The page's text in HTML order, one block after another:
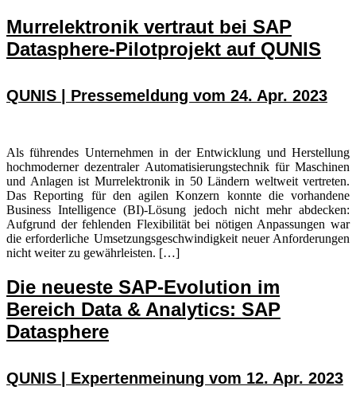
Murrelektronik vertraut bei SAP
Datasphere-Pilotprojekt auf QUNIS
QUNIS | Pressemeldung vom 24. Apr. 2023
Als führendes Unternehmen in der Entwicklung und Herstellung
hochmoderner dezentraler Automatisierungstechnik für Maschinen
und Anlagen ist Murrelektronik in 50 Ländern weltweit vertreten.
Das Reporting für den agilen Konzern konnte die vorhandene
Business Intelligence (BI)-Lösung jedoch nicht mehr abdecken:
Aufgrund der fehlenden Flexibilität bei nötigen Anpassungen war
die erforderliche Umsetzungsgeschwindigkeit neuer Anforderungen
nicht weiter zu gewährleisten. […]
Die neueste SAP-Evolution im
Bereich Data & Analytics: SAP
Datasphere
QUNIS | Expertenmeinung vom 12. Apr. 2023